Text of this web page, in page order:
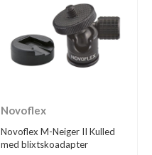
Novoflex
Novoflex M-Neiger II Kulled
med blixtskoadapter